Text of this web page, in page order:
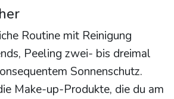
Routine mit Reinigung
Peeling zwei- bis dreimal
Sonnenschutz.
Make-up-Produkte, die du am